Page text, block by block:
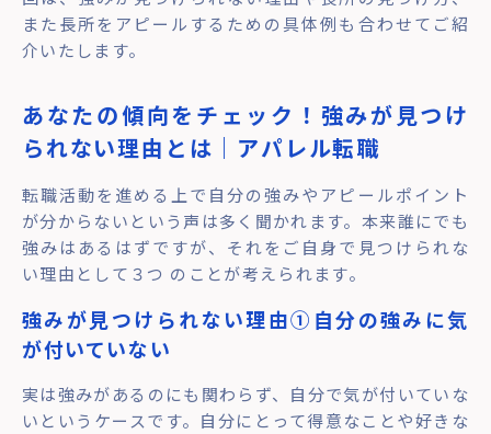
また長所をアピールするための具体例も合わせてご紹
介いたします。
あなたの傾向をチェック！強みが見つけ
られない理由とは｜アパレル転職
転職活動を進める上で自分の強みやアピールポイント
が分からないという声は多く聞かれます。本来誰にでも
強みはあるはずですが、それをご自身で見つけられな
い理由として３つ のことが考えられます。
強みが見つけられない理由①自分の強みに気
が付いていない
実は強みがあるのにも関わらず、自分で気が付いていな
いというケースです。自分にとって得意なことや好きな